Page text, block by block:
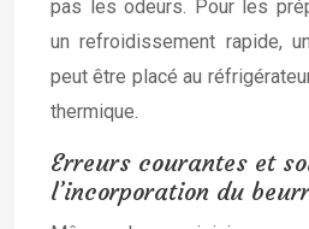
pas les odeurs. Pour les
un refroidissement rapide,
peut être placé au
thermique.
Erreurs courantes et
l’incorporation du